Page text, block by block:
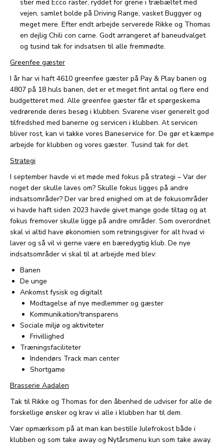
stier med Ecco raster, ryddet for grene i træbæltet med
vejen, samlet bolde på Driving Range, vasket Buggyer og
meget mere. Efter endt arbejde serverede Rikke og Thomas
en dejlig Chili con carne. Godt arrangeret af baneudvalget
og tusind tak for indsatsen til alle fremmødte.
Greenfee gæster
I år har vi haft 4610 greenfee gæster på Pay & Play banen og
4807 på 18 huls banen, det er et meget fint antal og flere end
budgetteret med. Alle greenfee gæster får et spørgeskema
vedrørende deres besøg i klubben. Svarene viser generelt god
tilfredshed med banerne og servicen i klubben. At servicen
bliver rost, kan vi takke vores Baneservice for. De gør et kæmpe
arbejde for klubben og vores gæster. Tusind tak for det.
Strategi
I september havde vi et møde med fokus på strategi – Var der
noget der skulle laves om? Skulle fokus ligges på andre
indsatsområder? Der var bred enighed om at de fokusområder
vi havde haft siden 2023 havde givet mange gode tiltag og at
fokus fremover skulle ligge på andre områder. Som overordnet
skal vi altid have økonomien som retningsgiver for alt hvad vi
laver og så vil vi gerne være en bæredygtig klub. De nye
indsatsområder vi skal til at arbejde med blev:
Banen
De unge
Ankomst fysisk og digitalt
Modtagelse af nye medlemmer og gæster
Kommunikation/transparens
Sociale miljø og aktiviteter
Frivillighed
Træningsfaciliteter
Indendørs Track man center
Shortgame
Brasserie Aadalen
Tak til Rikke og Thomas for den åbenhed de udviser for alle de
forskellige ønsker og krav vi alle i klubben har til dem.
Vær opmærksom på at man kan bestille Julefrokost både i
klubben og som take away og Nytårsmenu kun som take away.